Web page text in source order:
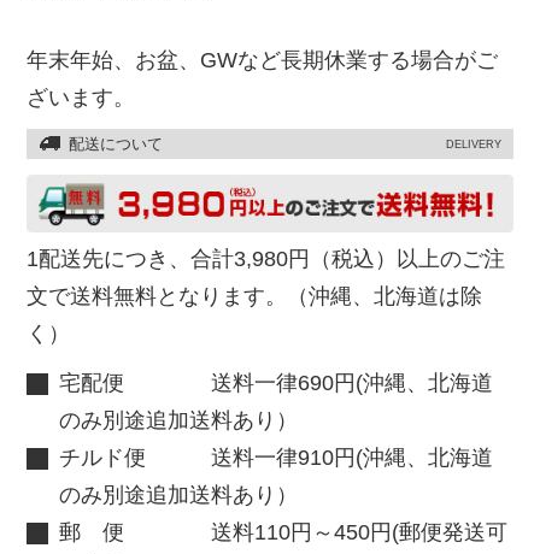
年末年始、お盆、GWなど長期休業する場合がご
ざいます。
配送について DELIVERY
1配送先につき、合計3,980円（税込）以上のご注
文で送料無料となります。（沖縄、北海道は除
く）
宅配便 送料一律690円(沖縄、北海道
のみ別途追加送料あり）
チルド便 送料一律910円(沖縄、北海道
のみ別途追加送料あり）
郵 便 送料110円～450円(郵便発送可